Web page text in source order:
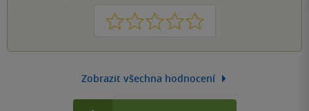
1 2 3 4 5
Zobrazit všechna hodnocení